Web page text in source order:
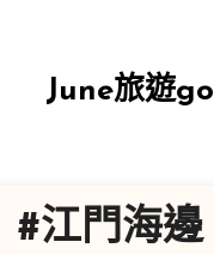
June旅遊go
#江門海邊